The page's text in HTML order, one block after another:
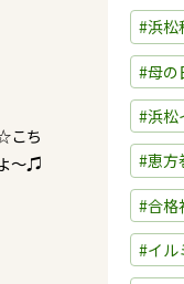
こち
～♫
#浜松
#母の
#浜松
#恵方
#合格
#イル